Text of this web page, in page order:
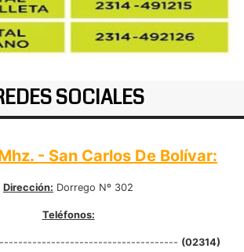
SOCIALES
- San Carlos De Bolívar:
Dirección: Dorrego Nº 302
Teléfonos:
(02314)